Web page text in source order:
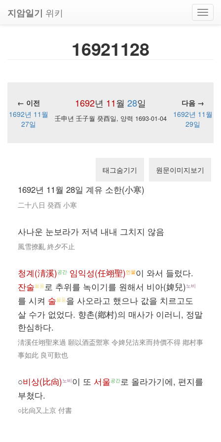
지암일기 위키
16921128
1692년 11월 28일
← 이전
다음 →
1692년 11월
27일
壬申년 壬子월 癸酉일, 양력 1693-01-04
1692년 11월
29일
태그숨기기 원문이미지보기
1692년 11월 28일 계유 소한(小寒)
二十八日 癸酉 小寒
사나운 눈보라가 저녁 내내 그치지 않음
風雪撩亂 終夕不止
청계(淸溪)공간 임익성(任翊聖)인물이 와서 들렀다.
잔술물품로 추위를 녹이기를 원해서 비아(婢兒)노비
를 시켜 술물품을 사오라고 했으나 값을 치르고도
살 수가 없었다. 향촌(鄕村)의 매사가 이러니, 정말
한심하다.
淸溪任翊聖來過 願以酒盃禦寒 令婢兒沽來而持價不得 鄕村事
事如此 良可歎也
○비상(比尙)노비이 또 서울공간로 올라가기에, 편지를
부쳤다.
○比尙又上京 付書